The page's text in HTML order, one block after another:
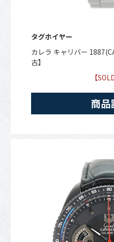
タグホイヤー
カレラ キャリバー
古】
【
商品